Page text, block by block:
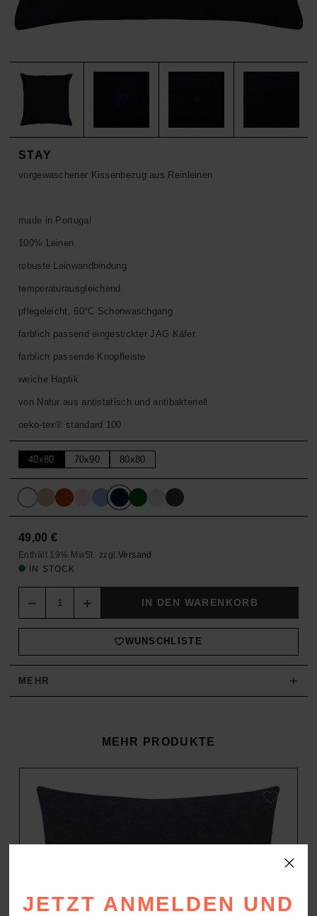
SALE
TOPS
HOSEN
SALE
STAY
vorgewaschener Kissenbezug aus Reinleinen
made in Portugal
100% Leinen
robuste Leinwandbindung
temperaturausgleichend
pflegeleicht, 60°C Schonwaschgang
farblich passend eingestickter JAG Käfer
farblich passende Knopfleiste
weiche Haptik
von Natur aus antistatisch und antibakteriell
oeko-tex® standard 100
40x80 70x90 80x80
49,00 €
Enthält 19% MwSt. zzgl. Versand
IN STOCK
IN DEN WARENKORB
WUNSCHLISTE
MEHR +
MEHR PRODUKTE
JETZT ANMELDEN UND